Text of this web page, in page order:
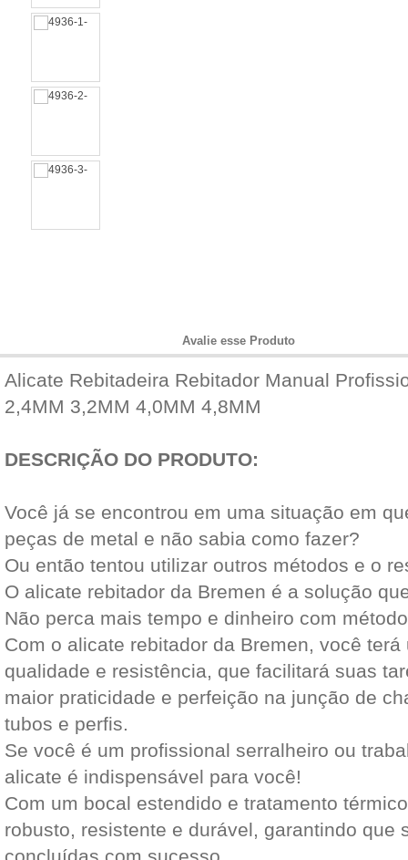
Avalie esse Produto
Alicate Rebitadeira Rebitador Manual
2,4MM 3,2MM 4,0MM 4,8MM
DESCRIÇÃO DO PRODUTO:
Você já se encontrou em uma situação em
peças de metal e não sabia como fazer?
Ou então tentou utilizar outros métodos e o
O alicate rebitador da Bremen é a solução
Não perca mais tempo e dinheiro com
Com o alicate rebitador da Bremen, você
qualidade e resistência, que facilitará suas
maior praticidade e perfeição na junção de
tubos e perfis.
Se você é um profissional serralheiro ou
alicate é indispensável para você!
Com um bocal estendido e tratamento
robusto, resistente e durável, garantindo que